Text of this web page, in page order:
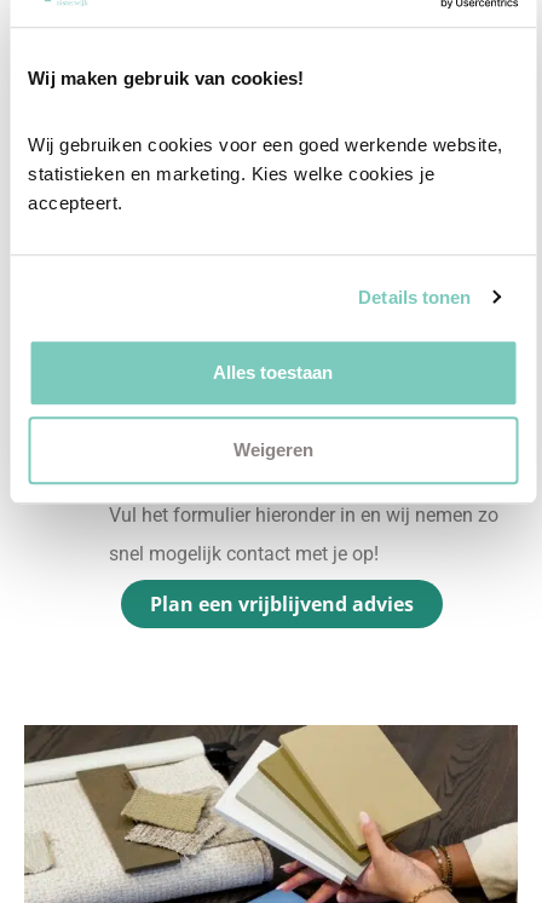
Wij maken gebruik van cookies!
Wij gebruiken cookies voor een goed werkende website,
statistieken en marketing. Kies welke cookies je
accepteert.
Details tonen
Alles toestaan
Weigeren
Onze professionele interieurstylisten creeëren
passend interieuradvies.
✓ Gratis personal shopping
Advies van onze woonspecialist
Ontdek welk advies het beste bij jou past met
een vrijblijvend gesprek in onze showroom.
Vul het formulier hieronder in en wij nemen zo
snel mogelijk contact met je op!
Plan een vrijblijvend advies